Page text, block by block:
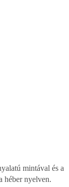
mintával és a
héber nyelven.